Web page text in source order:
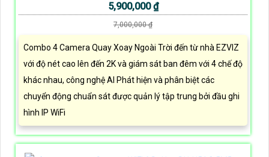
5,900,000 ₫
7,000,000 ₫
Combo 4 Camera Quay Xoay Ngoài Trời đến từ nhà EZVIZ
với độ nét cao lên đến 2K và giám sát ban đêm với 4 chế độ
khác nhau, công nghệ AI Phát hiện và phân biệt các
chuyển động chuẩn sát được quản lý tập trung bởi đầu ghi
hình IP WiFi